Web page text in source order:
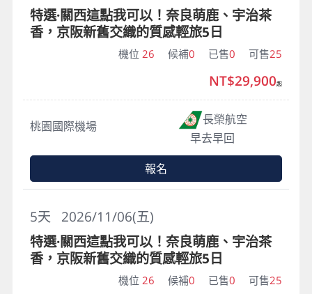
特選·關西這點我可以！奈良萌鹿、宇治茶
香，京阪新舊交織的質感輕旅5日
機位 26 候補0 已售0 可售25
桃園國際機場
長榮航空
早去早回
NT$29,900起
報名
2026/11/06(五)
5天
特選·關西這點我可以！奈良萌鹿、宇治茶
香，京阪新舊交織的質感輕旅5日
機位 26 候補0 已售0 可售25